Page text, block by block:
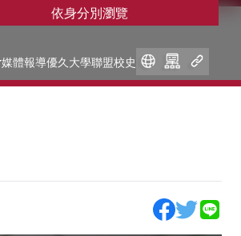
依身分別瀏覽
媒體報導優久大學聯盟校史